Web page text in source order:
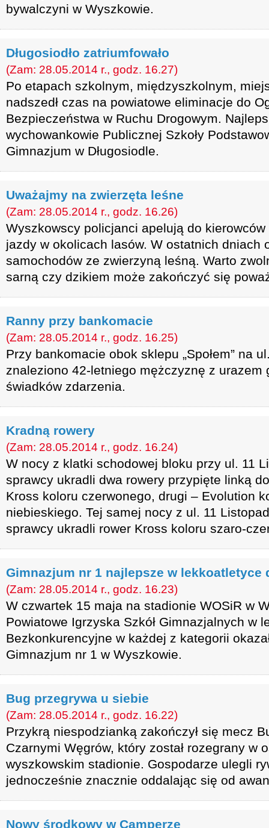
bywalczyni w Wyszkowie.
Długosiodło zatriumfowało
(Zam: 28.05.2014 r., godz. 16.27)
Po etapach szkolnym, międzyszkolnym,
nadszedł czas na powiatowe eliminacje do
Bezpieczeństwa w Ruchu Drogowym.
wychowankowie Publicznej Szkoły
Gimnazjum w Długosiodle.
Uważajmy na zwierzęta leśne
(Zam: 28.05.2014 r., godz. 16.26)
Wyszkowscy policjanci apelują do
jazdy w okolicach lasów. W ostatnich dniach
samochodów ze zwierzyną leśną. Warto
sarną czy dzikiem może zakończyć się
Ranny przy bankomacie
(Zam: 28.05.2014 r., godz. 16.25)
Przy bankomacie obok sklepu „Społem” na
znaleziono 42-letniego mężczyznę z urazem
świadków zdarzenia.
Kradną rowery
(Zam: 28.05.2014 r., godz. 16.24)
W nocy z klatki schodowej bloku przy ul. 11
sprawcy ukradli dwa rowery przypięte linką
Kross koloru czerwonego, drugi – Evolution
niebieskiego. Tej samej nocy z ul. 11
sprawcy ukradli rower Kross koloru szaro-
Gimnazjum nr 1 najlepsze w lekkoatletyce
(Zam: 28.05.2014 r., godz. 16.23)
W czwartek 15 maja na stadionie WOSiR w
Powiatowe Igrzyska Szkół Gimnazjalnych w
Bezkonkurencyjne w każdej z kategorii
Gimnazjum nr 1 w Wyszkowie.
Bug przegrywa u siebie
(Zam: 28.05.2014 r., godz. 16.22)
Przykrą niespodzianką zakończył się mecz
Czarnymi Węgrów, który został rozegrany w
wyszkowskim stadionie. Gospodarze ulegli
jednocześnie znacznie oddalając się od
Nowy środkowy w Camperze